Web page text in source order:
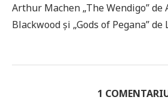
Arthur Machen „The Wendigo” de
Blackwood și „Gods of Pegana” de
1